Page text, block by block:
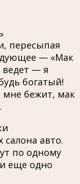
пересыпая
— «Мак
ведет — я
богатый!
мне бежит, мак
авто.
по одному
еще одно